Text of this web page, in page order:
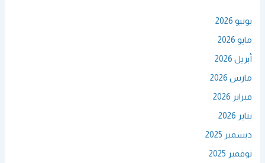
يونيو 2026
مايو 2026
أبريل 2026
مارس 2026
فبراير 2026
يناير 2026
ديسمبر 2025
نوفمبر 2025